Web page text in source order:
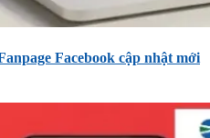
Facebook cập nhật mới